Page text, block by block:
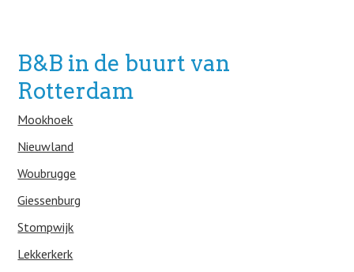
B&B in de buurt van
Rotterdam
Mookhoek
Nieuwland
Woubrugge
Giessenburg
Stompwijk
Lekkerkerk